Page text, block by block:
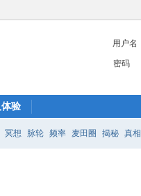
用户名
密码
验
冥想 脉轮 频率 麦田圈 揭秘 真相